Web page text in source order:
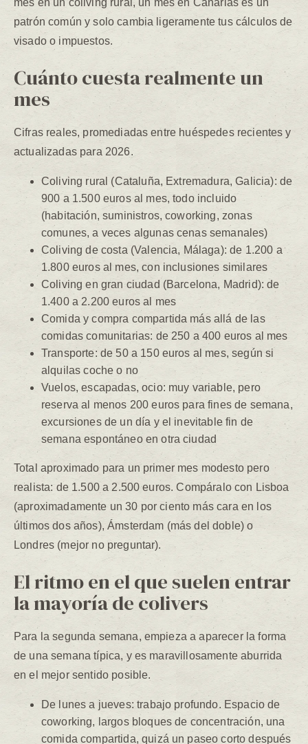
mes en un coliving rural, un mes en Canarias es un
patrón común y solo cambia ligeramente tus cálculos de
visado o impuestos.
Cuánto cuesta realmente un
mes
Cifras reales, promediadas entre huéspedes recientes y
actualizadas para 2026.
Coliving rural (Cataluña, Extremadura, Galicia): de
900 a 1.500 euros al mes, todo incluido
(habitación, suministros, coworking, zonas
comunes, a veces algunas cenas semanales)
Coliving de costa (Valencia, Málaga): de 1.200 a
1.800 euros al mes, con inclusiones similares
Coliving en gran ciudad (Barcelona, Madrid): de
1.400 a 2.200 euros al mes
Comida y compra compartida más allá de las
comidas comunitarias: de 250 a 400 euros al mes
Transporte: de 50 a 150 euros al mes, según si
alquilas coche o no
Vuelos, escapadas, ocio: muy variable, pero
reserva al menos 200 euros para fines de semana,
excursiones de un día y el inevitable fin de
semana espontáneo en otra ciudad
Total aproximado para un primer mes modesto pero
realista: de 1.500 a 2.500 euros. Compáralo con Lisboa
(aproximadamente un 30 por ciento más cara en los
últimos dos años), Ámsterdam (más del doble) o
Londres (mejor no preguntar).
El ritmo en el que suelen entrar
la mayoría de colivers
Para la segunda semana, empieza a aparecer la forma
de una semana típica, y es maravillosamente aburrida
en el mejor sentido posible.
De lunes a jueves: trabajo profundo. Espacio de
coworking, largos bloques de concentración, una
comida compartida, quizá un paseo corto después